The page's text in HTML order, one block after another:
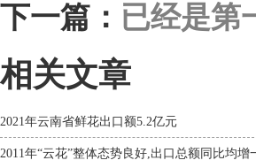
下一篇： 已经是第
相关文章
2021年云南省鲜花出口额5.2亿元
2011年“云花”整体态势良好,出口总额同比均增